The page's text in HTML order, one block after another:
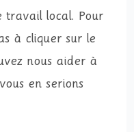
travail local. Pour
à cliquer sur le
nous aider à
en serions